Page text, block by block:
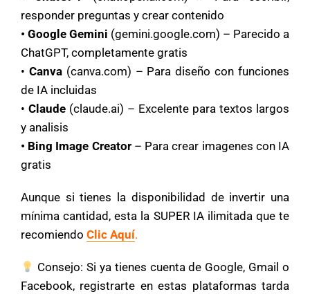
responder preguntas y crear contenido
• Google Gemini (gemini.google.com) – Parecido a
ChatGPT, completamente gratis
• Canva(canva.com) – Para diseño con funciones
de IA incluidas
• Claude (claude.ai) – Excelente para textos largos
y analisis
• Bing Image Creator– Para crear imagenes con IA
gratis
Aunque si tienes la disponibilidad de invertir una
mínima cantidad, esta la SUPER IA ilimitada que te
recomiendo Clic Aquí.
Consejo: Si ya tienes cuenta de Google, Gmail o
Facebook, registrarte en estas plataformas tarda